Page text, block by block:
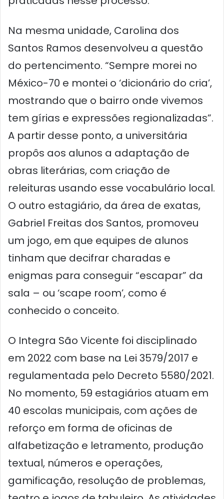
Na mesma unidade, Carolina dos
Santos Ramos desenvolveu a questão
do pertencimento. “Sempre morei no
México-70 e montei o ‘dicionário do cria’,
mostrando que o bairro onde vivemos
tem gírias e expressões regionalizadas”.
A partir desse ponto, a universitária
propôs aos alunos a adaptação de
obras literárias, com criação de
releituras usando esse vocabulário local.
O outro estagiário, da área de exatas,
Gabriel Freitas dos Santos, promoveu
um jogo, em que equipes de alunos
tinham que decifrar charadas e
enigmas para conseguir “escapar” da
sala – ou ‘scape room’, como é
conhecido o conceito.
O Integra São Vicente foi disciplinado
em 2022 com base na Lei 3579/2017 e
regulamentada pelo Decreto 5580/2021.
No momento, 59 estagiários atuam em
40 escolas municipais, com ações de
reforço em forma de oficinas de
alfabetização e letramento, produção
textual, números e operações,
gamificação, resolução de problemas,